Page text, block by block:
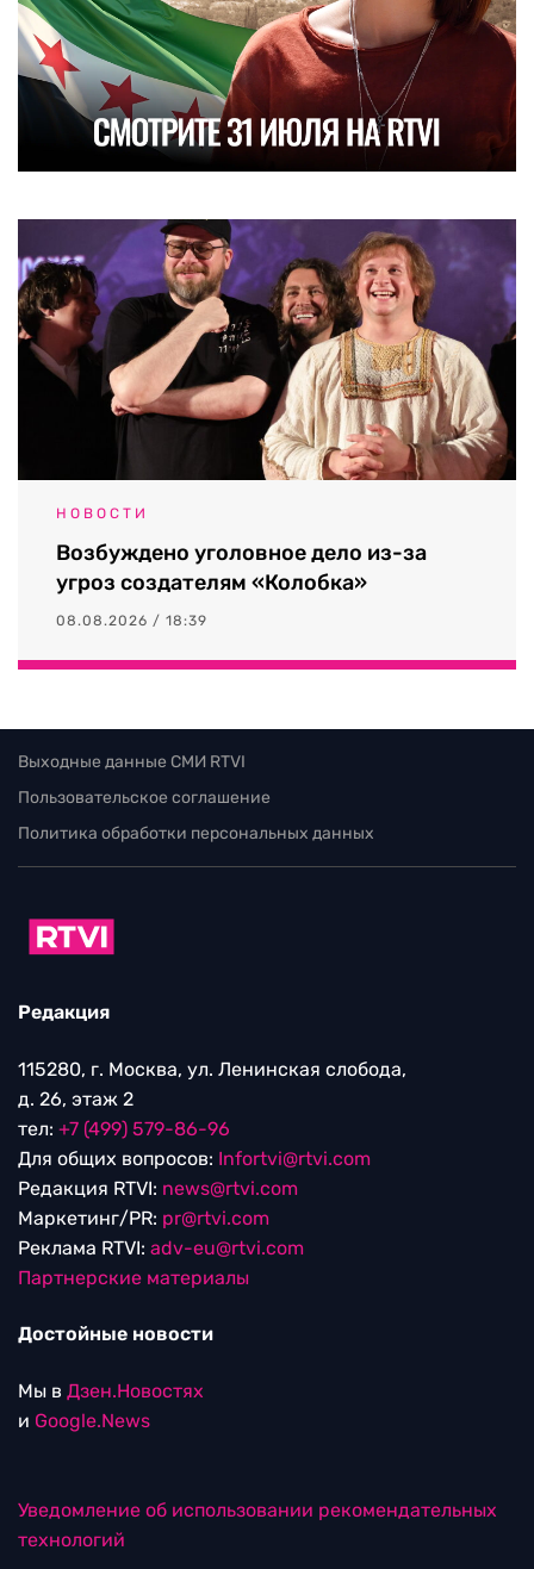
НОВОСТИ
Возбуждено уголовное дело из-за
угроз создателям «Колобка»
08.08.2026 / 18:39
Выходные данные СМИ RTVI
Пользовательское соглашение
Политика обработки персональных данных
Редакция
115280, г. Москва, ул. Ленинская слобода,
д. 26, этаж 2
тел: +7 (499) 579-86-96
Для общих вопросов: Infortvi@rtvi.com
Редакция RTVI: news@rtvi.com
Маркетинг/PR: pr@rtvi.com
Реклама RTVI: adv-eu@rtvi.com
Партнерские материалы
Достойные новости
Мы в Дзен.Новостях
и Google.News
Уведомление об использовании рекомендательных
технологий